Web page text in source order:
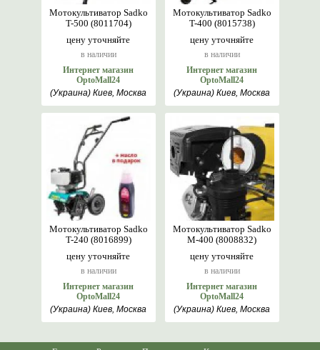
цену уточняйте
в наличии
Мотокультиватор Sadko
T-500 (8011704)
Интернет магазин
OptoMall24
(Украина) Киев, Москва
цену уточняйте
в наличии
Мотокультиватор Sadko
T-400 (8015738)
Интернет магазин
OptoMall24
(Украина) Киев, Москва
цену уточняйте
в наличии
Мотокультиватор Sadko
T-240 (8016899)
Интернет магазин
OptoMall24
(Украина) Киев, Москва
цену уточняйте
в наличии
Мотокультиватор Sadko
M-400 (8008832)
Интернет магазин
OptoMall24
(Украина) Киев, Москва